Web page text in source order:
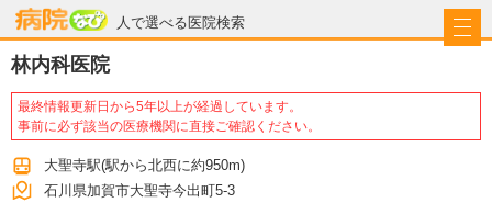
人で選べる医院検索
病院なび
林内科医院
最終情報更新日から5年以上が経過しています。
事前に必ず該当の医療機関に直接ご確認ください。
大聖寺駅(駅から北西に約950m)
石川県加賀市大聖寺今出町5-3